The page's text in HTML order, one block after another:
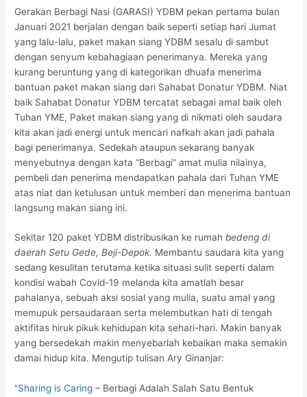
Gerakan Berbagi Nasi (GARASI) YDBM pekan pertama bulan
Januari 2021 berjalan dengan baik seperti setiap hari Jumat
yang lalu-lalu, paket makan siang YDBM sesalu di sambut
dengan senyum kebahagiaan penerimanya. Mereka yang
kurang beruntung yang di kategorikan dhuafa menerima
bantuan paket makan siang dari Sahabat Donatur YDBM. Niat
baik Sahabat Donatur YDBM tercatat sebagai amal baik oleh
Tuhan YME, Paket makan siang yang di nikmati oleh saudara
kita akan jadi energi untuk mencari nafkah akan jadi pahala
bagi penerimanya. Sedekah ataupun sekarang banyak
menyebutnya dengan kata “Berbagi” amat mulia nilainya,
pembeli dan penerima mendapatkan pahala dari Tuhan YME
atas niat dan ketulusan untuk memberi dan menerima bantuan
langsung makan siang ini.
Sekitar 120 paket YDBM distribusikan ke rumahbedeng di
daerah Setu Gede, Beji-Depok. Membantu saudara kita yang
sedang kesulitan terutama ketika situasi sulit seperti dalam
kondisi wabah Covid-19 melanda kita amatlah besar
pahalanya, sebuah aksi sosial yang mulia, suatu amal yang
memupuk persaudaraan serta melembutkan hati di tengah
aktifitas hiruk pikuk kehidupan kita sehari-hari. Makin banyak
yang bersedekah makin menyebarlah kebaikan maka semakin
damai hidup kita. Mengutip tulisan Ary Ginanjar:
“Sharing is Caring – Berbagi Adalah Salah Satu Bentuk